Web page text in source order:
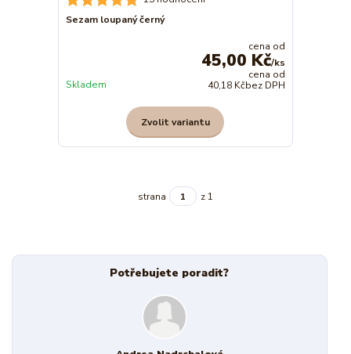
Sezam loupaný černý
cena od
45,00 Kč/ks
cena od
40,18 Kčbez DPH
Skladem
Zvolit variantu
strana z 1
Potřebujete poradit?